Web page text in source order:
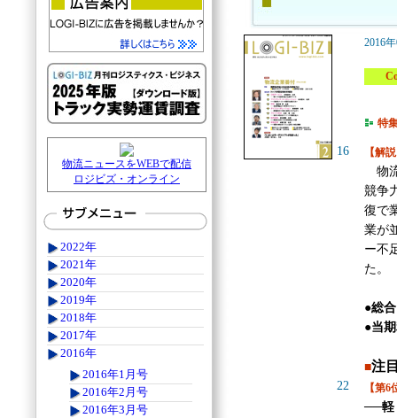
2016
特
16 【解
物
競争
復で
業が
ー不
た。
●総
●当
■注
22 【第
──軽
物流ニュースをWEBで配信
ロジビズ・オンライン
2022年
2021年
2020年
2019年
2018年
2017年
2016年
2016年1月号
2016年2月号
2016年3月号